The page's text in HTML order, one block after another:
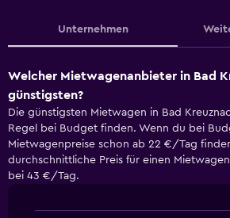
Unternehmen
Welcher Mietwagenanbieter in Bad
günstigsten?
Die günstigsten Mietwagen in Bad
Regel bei Budget finden. Wenn du bei
Mietwagenpreise schon ab 22 €/Tag
durchschnittliche Preis für einen
bei 43 €/Tag.